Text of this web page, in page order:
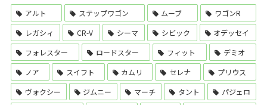
アルト ステップワゴン ムーブ
ワゴンR
レガシィ
CR-V シーマ シビック
オデッセイ
フォレスター
ロードスター フィット
デミオ
ノア
スイフト カムリ セレナ
プリウス
ヴォクシー
ジムニー マーチ タント
パジェロ